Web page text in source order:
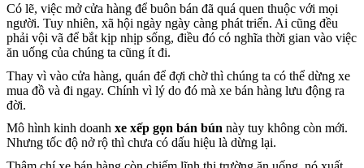
Có lẽ, việc mở cửa hàng để buôn bán đã quá quen thuộc với mọi
người. Tuy nhiên, xã hội ngày ngày càng phát triển. Ai cũng đều
phải vội vã để bắt kịp nhịp sống, điều đó có nghĩa thời gian vào việc
ăn uống của chúng ta cũng ít đi.
Thay vì vào cửa hàng, quán để đợi chờ thì chúng ta có thể dừng xe
mua đồ và đi ngay. Chính vì lý do đó mà xe bán hàng lưu động ra
đời.
Mô hình kinh doanh xe xếp gọn bán bún này tuy không còn mới.
Nhưng tốc độ nở rộ thì chưa có dấu hiệu là dừng lại.